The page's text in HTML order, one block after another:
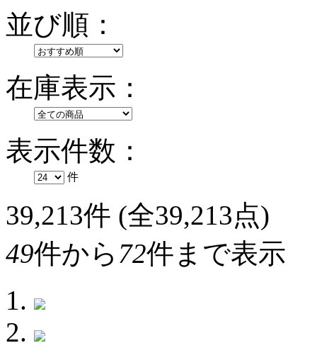
並び順：
在庫表示：
表示件数：
件
39,213件 (全39,213点)
49件から 72件まで表示